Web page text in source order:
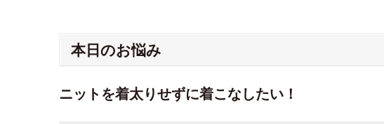
本日のお悩み
ニットを着太りせずに着こなしたい！